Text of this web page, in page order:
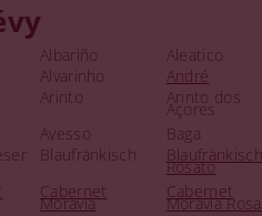
Albariño
Aleatico
Alvarinho
André
Arinto Arinto dos
Açores
Avesso
Baga
Blaufränkisch Blaufränkisch
Rosato
Cabernet
Moravia
Cabernet
Moravia